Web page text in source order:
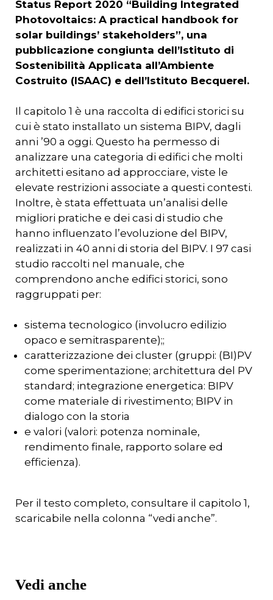
Status Report 2020 “Building Integrated
Photovoltaics: A practical handbook for
solar buildings’ stakeholders”, una
pubblicazione congiunta dell’Istituto di
Sostenibilità Applicata all’Ambiente
Costruito (ISAAC) e dell’Istituto Becquerel.
Il capitolo 1 è una raccolta di edifici storici su
cui è stato installato un sistema BIPV, dagli
anni ’90 a oggi. Questo ha permesso di
analizzare una categoria di edifici che molti
architetti esitano ad approcciare, viste le
elevate restrizioni associate a questi contesti.
Inoltre, è stata effettuata un’analisi delle
migliori pratiche e dei casi di studio che
hanno influenzato l’evoluzione del BIPV,
realizzati in 40 anni di storia del BIPV. I 97 casi
studio raccolti nel manuale, che
comprendono anche edifici storici, sono
raggruppati per:
sistema tecnologico (involucro edilizio
opaco e semitrasparente);;
caratterizzazione dei cluster (gruppi: (BI)PV
come sperimentazione; architettura del PV
standard; integrazione energetica: BIPV
come materiale di rivestimento; BIPV in
dialogo con la storia
e valori (valori: potenza nominale,
rendimento finale, rapporto solare ed
efficienza).
Per il testo completo, consultare il capitolo 1,
scaricabile nella colonna “vedi anche”.
Vedi anche